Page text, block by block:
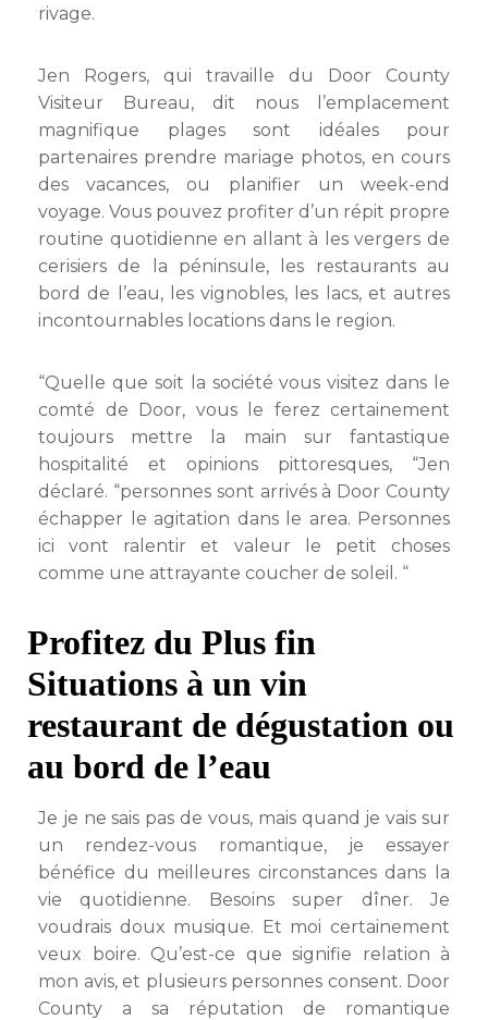
rivage.
Jen Rogers, qui travaille du Door County
Visiteur Bureau, dit nous l’emplacement
magnifique plages sont idéales pour
partenaires prendre mariage photos, en cours
des vacances, ou planifier un week-end
voyage. Vous pouvez profiter d’un répit propre
routine quotidienne en allant à les vergers de
cerisiers de la péninsule, les restaurants au
bord de l’eau, les vignobles, les lacs, et autres
incontournables locations dans le region.
“Quelle que soit la société vous visitez dans le
comté de Door, vous le ferez certainement
toujours mettre la main sur fantastique
hospitalité et opinions pittoresques, “Jen
déclaré. “personnes sont arrivés à Door County
échapper le agitation dans le area. Personnes
ici vont ralentir et valeur le petit choses
comme une attrayante coucher de soleil. “
Profitez du Plus fin
Situations à un vin
restaurant de dégustation ou
au bord de l’eau
Je je ne sais pas de vous, mais quand je vais sur
un rendez-vous romantique, je essayer
bénéfice du meilleures circonstances dans la
vie quotidienne. Besoins super dîner. Je
voudrais doux musique. Et moi certainement
veux boire. Qu’est-ce que signifie relation à
mon avis, et plusieurs personnes consent. Door
County a sa réputation de romantique